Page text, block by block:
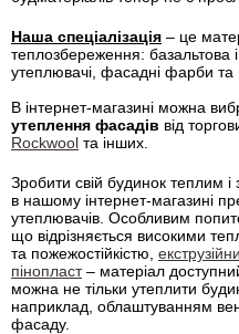
Наша спеціалізація – це
теплозбереження: базальтова
утеплювачі, фасадні фарби та
В інтернет-магазині можна
утеплення фасадів від
Rockwool та інших.
Зробити свій будинок теплим
в нашому інтернет-магазині
утеплювачів. Особливим
що відрізняється високими
та пожежостійкістю,
пінопласт– матеріал
можна не тільки утеплити
наприклад, облаштуванням
фасаду.